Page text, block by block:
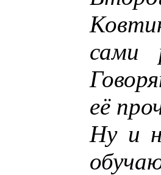
сами
её
Ну и